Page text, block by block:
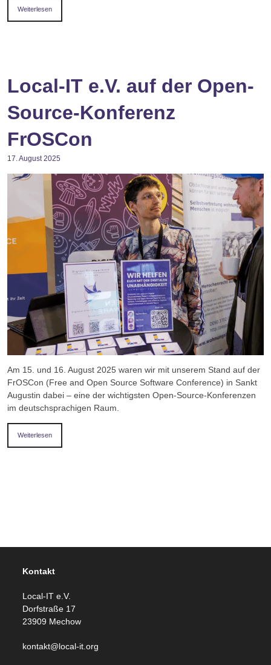
Weiterlesen
Local-IT e.V. auf der Open-
Source-Konferenz
FrOSCon
17. August 2025
Am 15. und 16. August 2025 waren wir mit unserem Stand auf der
FrOSCon (Free and Open Source Software Conference) in Sankt
Augustin dabei – eine der wichtigsten Open-Source-Konferenzen
im deutschsprachigen Raum.
Weiterlesen
Kontakt
Local-IT e.V.
Dorfstraße 17
23909 Mechow
kontakt@local-it.org